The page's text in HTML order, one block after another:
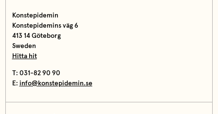
Konstepidemin
Konstepidemins väg 6
413 14 Göteborg
Sweden
Hitta hit
T: 031-82 90 90
E: info@konstepidemin.se